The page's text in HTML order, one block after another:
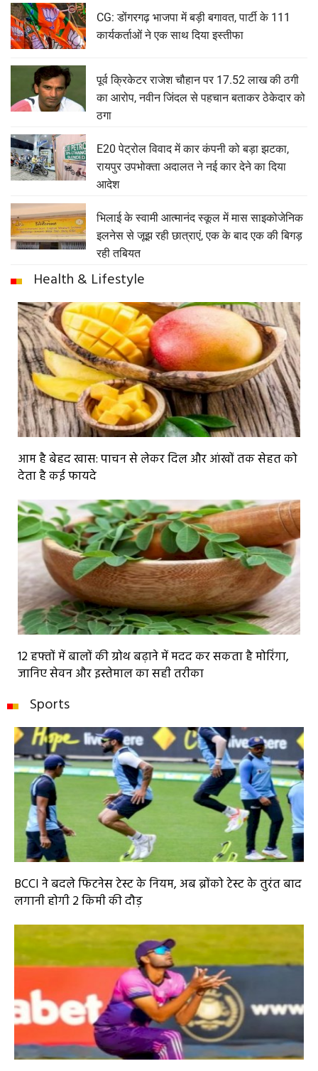
CG: डोंगरगढ़ भाजपा में बड़ी बगावत, पार्टी के 111
कार्यकर्ताओं ने एक साथ दिया इस्तीफा
पूर्व क्रिकेटर राजेश चौहान पर 17.52 लाख की ठगी
का आरोप, नवीन जिंदल से पहचान बताकर ठेकेदार को
ठगा
E20 पेट्रोल विवाद में कार कंपनी को बड़ा झटका,
रायपुर उपभोक्ता अदालत ने नई कार देने का दिया
आदेश
भिलाई के स्वामी आत्मानंद स्कूल में मास साइकोजेनिक
इलनेस से जूझ रही छात्राएं, एक के बाद एक की बिगड़
रही तबियत
Health & Lifestyle
आम है बेहद खास: पाचन से लेकर दिल और आंखों तक सेहत को
देता है कई फायदे
12 हफ्तों में बालों की ग्रोथ बढ़ाने में मदद कर सकता है मोरिंगा,
जानिए सेवन और इस्तेमाल का सही तरीका
Sports
BCCI ने बदले फिटनेस टेस्ट के नियम, अब ब्रोंको टेस्ट के तुरंत बाद
लगानी होगी 2 किमी की दौड़